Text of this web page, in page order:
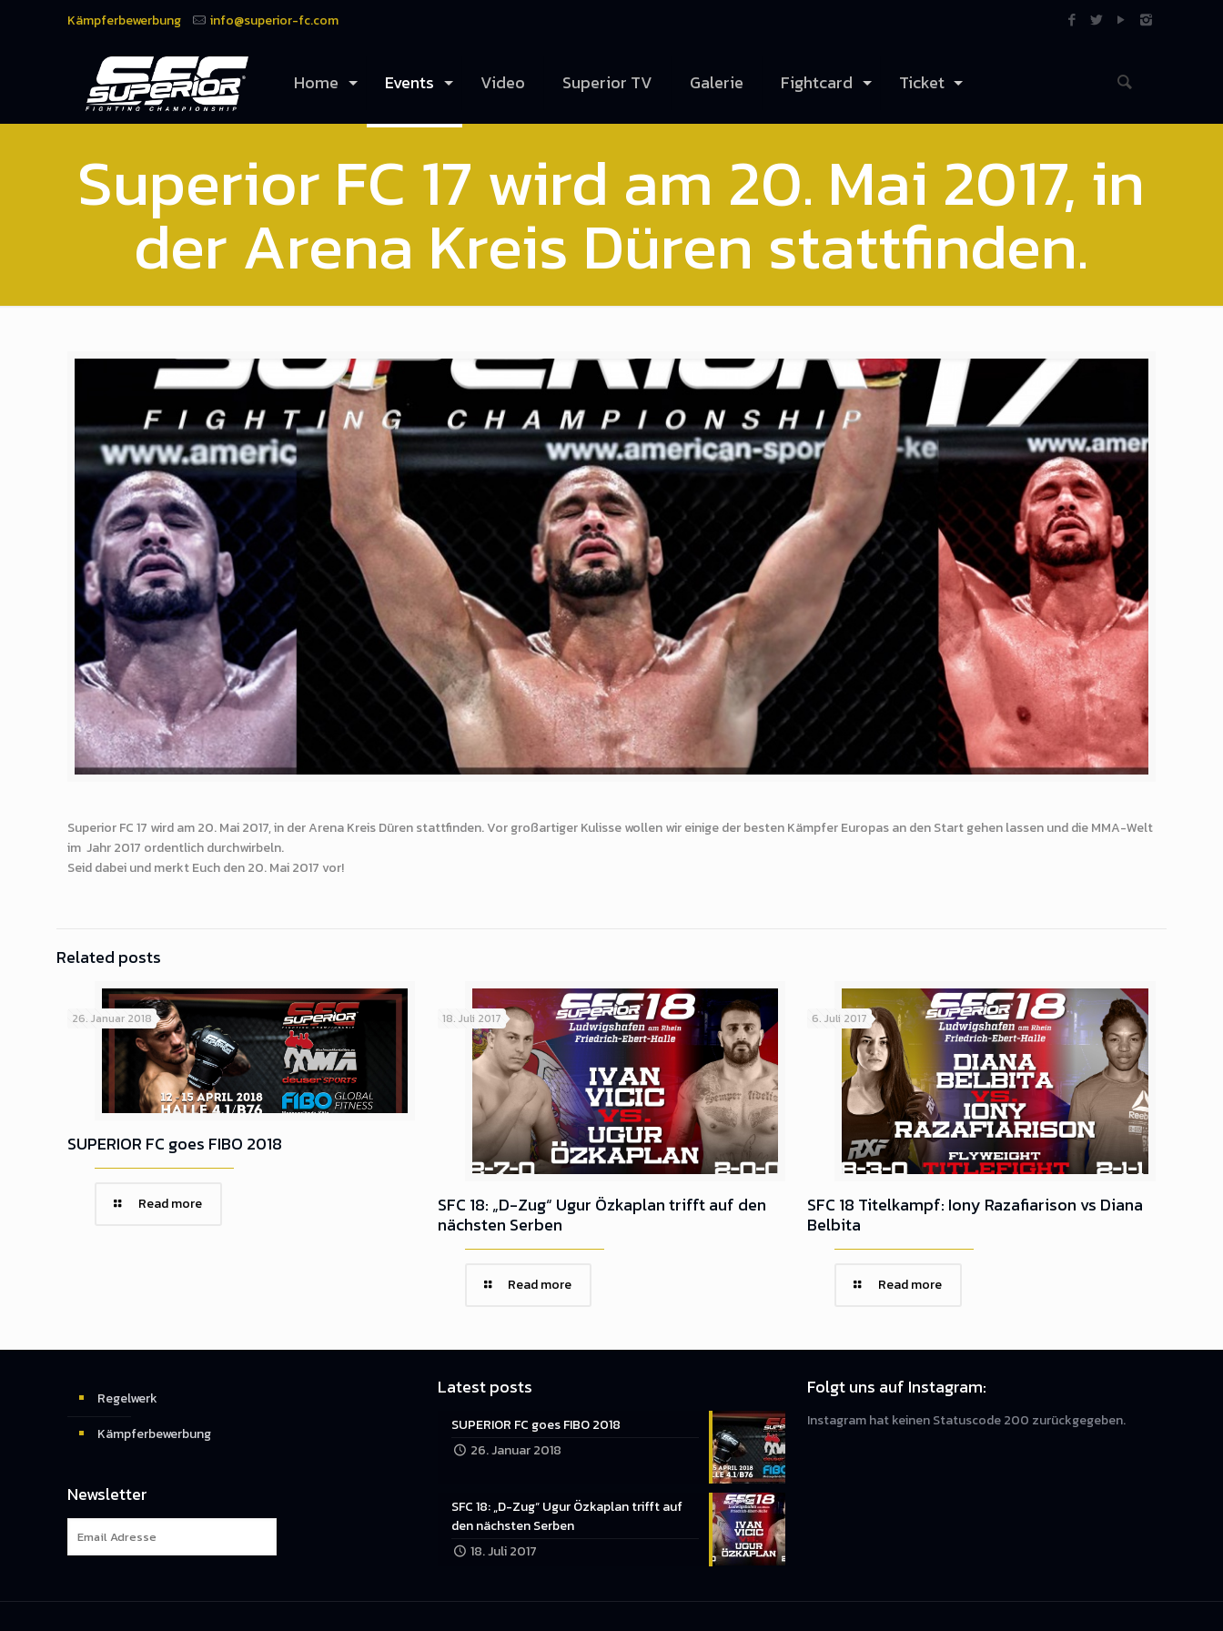
Kämpferbewerbung info@superior-fc.com
Home Events Video Superior TV Galerie Fightcard Ticket
Superior FC 17 wird am 20. Mai 2017, in
der Arena Kreis Düren stattfinden.
Superior FC 17 wird am 20. Mai 2017, in der Arena Kreis Düren stattfinden. Vor großartiger Kulisse wollen wir einige der besten Kämpfer Europas an den Start gehen lassen und die MMA-Welt
im Jahr 2017 ordentlich durchwirbeln.
Seid dabei und merkt Euch den 20. Mai 2017 vor!
Related posts
26. Januar 2018
SUPERIOR FC goes FIBO 2018
Read more
18. Juli 2017
SFC 18: „D-Zug“ Ugur Özkaplan trifft auf den
nächsten Serben
Read more
6. Juli 2017
SFC 18 Titelkampf: Iony Razafiarison vs Diana
Belbita
Read more
Regelwerk
Kämpferbewerbung
Newsletter
Latest posts
SUPERIOR FC goes FIBO 2018
26. Januar 2018
SFC 18: „D-Zug“ Ugur Özkaplan trifft auf
den nächsten Serben
18. Juli 2017
Folgt uns auf Instagram:
Instagram hat keinen Statuscode 200 zurückgegeben.